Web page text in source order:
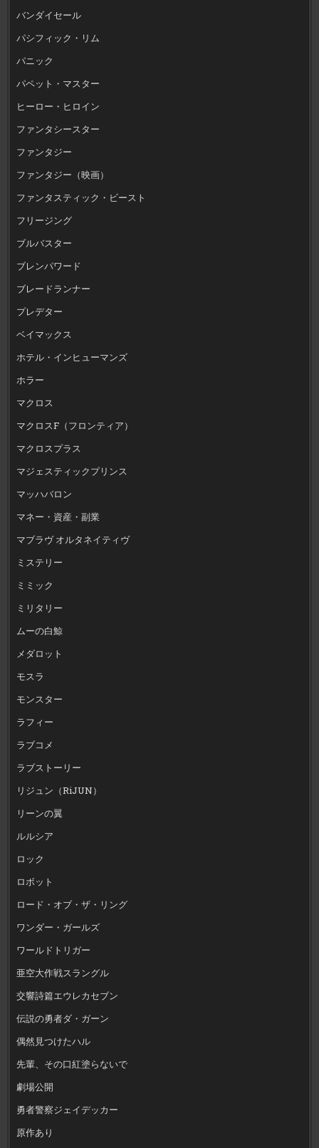
バンダイセール
パシフィック・リム
パニック
パペット・マスター
ヒーロー・ヒロイン
ファンタシースター
ファンタジー
ファンタジー（映画）
ファンタスティック・ビースト
フリージング
ブルバスター
ブレンパワード
ブレードランナー
プレデター
ベイマックス
ホテル・インヒューマンズ
ホラー
マクロス
マクロスF（フロンティア）
マクロスプラス
マジェスティックプリンス
マッハバロン
マネー・資産・副業
マブラヴ オルタネイティヴ
ミステリー
ミミック
ミリタリー
ムーの白鯨
メダロット
モスラ
モンスター
ラフィー
ラブコメ
ラブストーリー
リジュン（RiJUN）
リーンの翼
ルルシア
ロック
ロボット
ロード・オブ・ザ・リング
ワンダー・ガールズ
ワールドトリガー
亜空大作戦スラングル
交響詩篇エウレカセブン
伝説の勇者ダ・ガーン
偶然見つけたハル
先輩、その口紅塗らないで
劇場公開
勇者警察ジェイデッカー
原作あり